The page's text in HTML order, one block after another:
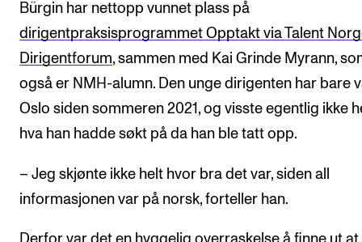
Bürgin har nettopp vunnet plass på
dirigentpraksisprogrammet Opptakt via Talent
Dirigentforum, sammen med Kai Grinde Myrann,
også er NMH-alumn. Den unge dirigenten har bare
Oslo siden sommeren 2021, og visste egentlig ikke
hva han hadde søkt på da han ble tatt opp.
– Jeg skjønte ikke helt hvor bra det var, siden all
informasjonen var på norsk, forteller han.